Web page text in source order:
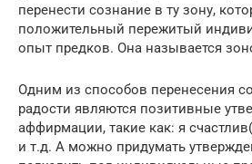
перенести сознание в ту зону,
положительный пережитый
опыт предков. Она называется
Одним из способов перенесения
радости являются позитивные
аффирмации, такие как: я
и т.д. А можно придумать